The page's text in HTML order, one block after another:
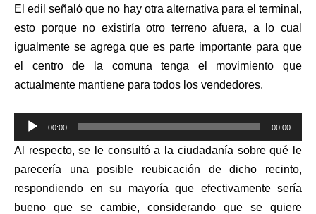
El edil señaló que no hay otra alternativa para el terminal,
esto porque no existiría otro terreno afuera, a lo cual
igualmente se agrega que es parte importante para que
el centro de la comuna tenga el movimiento que
actualmente mantiene para todos los vendedores.
Reproductor
de
audio
00:00 00:00
Al respecto, se le consultó a la ciudadanía sobre qué le
parecería una posible reubicación de dicho recinto,
respondiendo en su mayoría que efectivamente sería
bueno que se cambie, considerando que se quiere